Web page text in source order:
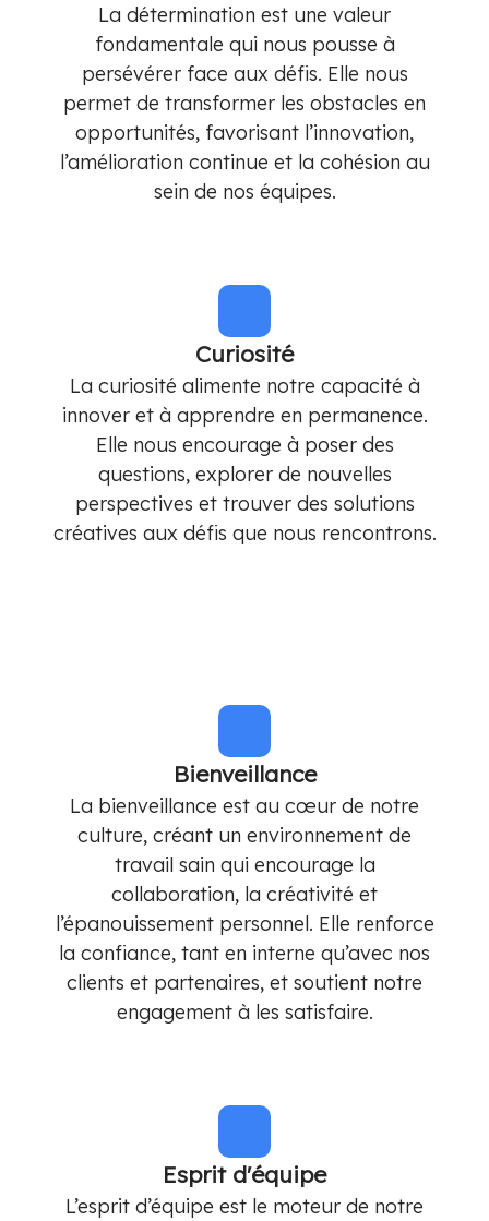
La détermination est une valeur
fondamentale qui nous pousse à
persévérer face aux défis. Elle nous
permet de transformer les obstacles en
opportunités, favorisant l’innovation,
l’amélioration continue et la cohésion au
sein de nos équipes.
Curiosité
La curiosité alimente notre capacité à
innover et à apprendre en permanence.
Elle nous encourage à poser des
questions, explorer de nouvelles
perspectives et trouver des solutions
créatives aux défis que nous rencontrons.
Bienveillance
La bienveillance est au cœur de notre
culture, créant un environnement de
travail sain qui encourage la
collaboration, la créativité et
l’épanouissement personnel. Elle renforce
la confiance, tant en interne qu’avec nos
clients et partenaires, et soutient notre
engagement à les satisfaire.
Esprit d'équipe
L’esprit d’équipe est le moteur de notre